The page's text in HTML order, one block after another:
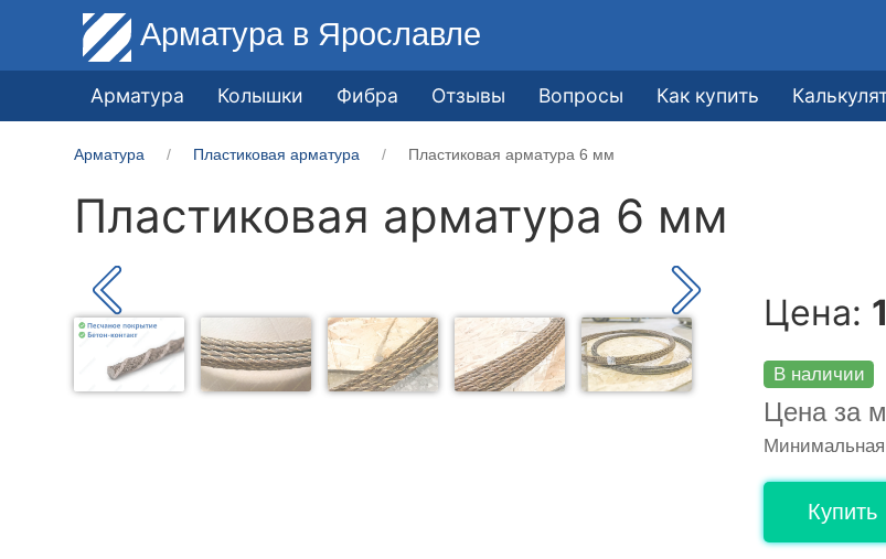
Арматура в Ярославле
Арматура Колышки Фибра Отзывы Вопросы Как купить
Арматура Пластиковая арматура Пластиковая арматура 6 мм
Пластиковая арматура 6 мм
Цена:
В наличии
Цена за
Купить